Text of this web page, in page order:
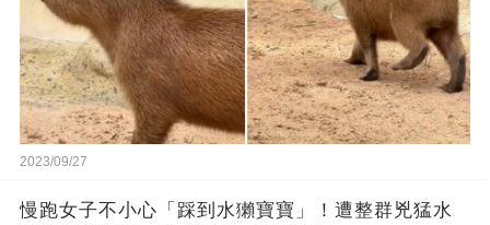
2023/09/27
慢跑女子不小心「踩到水獺寶寶」！遭整群兇猛水